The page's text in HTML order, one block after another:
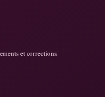
et corrections.